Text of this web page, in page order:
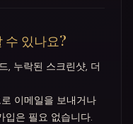
수 있나요?
, 누락된 스크린샷, 더
이메일을 보내거나
은 필요 없습니다.